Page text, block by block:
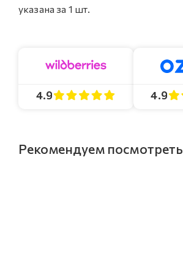
указана за 1 шт.
4.9 4.9
Рекомендуем посмотреть